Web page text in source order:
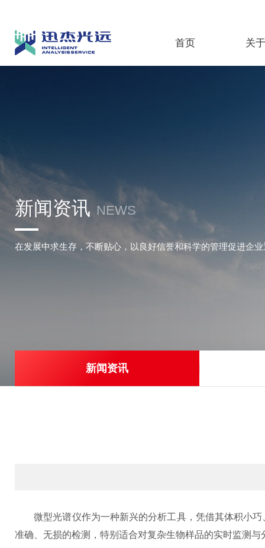
首页 关
新闻资讯 NEWS
在发展中求生存，不断贴心，以良好信誉和科学的管理促进企
新闻资讯
微型光谱仪作为一种新兴的分析工具，凭借其体积小巧
准确、无损的检测，特别适合对复杂生物样品的实时监测与